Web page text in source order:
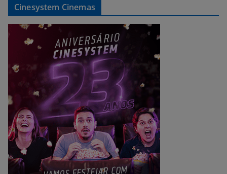
Cinesystem Cinemas